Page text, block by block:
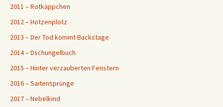
2011 – Rotkäppchen
2012 – Hotzenplotz
2013 – Der Tod kommt Backstage
2014 – Dschungelbuch
2015 – Hinter verzauberten Fenstern
2016 – Saitensprünge
2017 – Nebelkind